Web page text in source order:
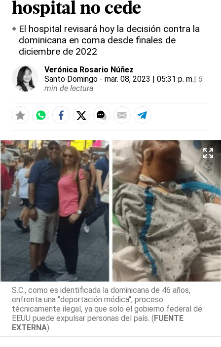
hospital no cede
El hospital revisará hoy la decisión contra la
dominicana en coma desde finales de
diciembre de 2022
Verónica Rosario Núñez
Santo Domingo - mar. 08, 2023 | 05:31 p. m.| 5
min de lectura
S.C., como es identificada la dominicana de 46 años,
enfrenta una "deportación médica", proceso
técnicamente ilegal, ya que solo el gobierno federal de
EEUU puede expulsar personas del país. (FUENTE
EXTERNA)